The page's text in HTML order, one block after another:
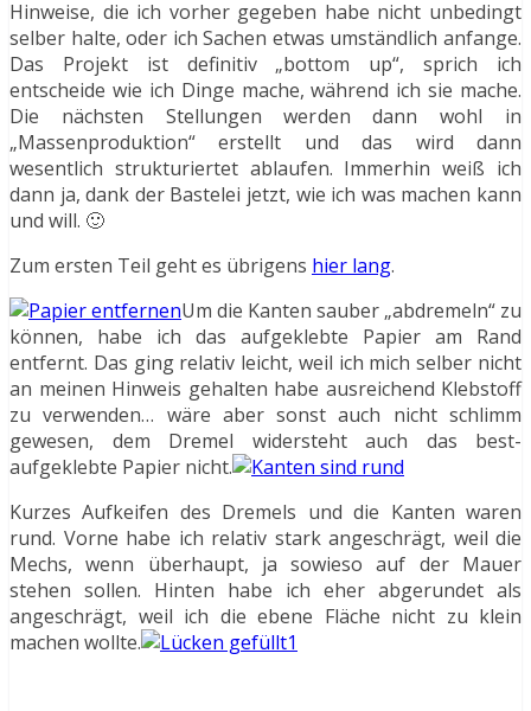
Hinweise, die ich vorher gegeben habe nicht unbedingt
selber halte, oder ich Sachen etwas umständlich anfange.
Das Projekt ist definitiv „bottom up“, sprich ich
entscheide wie ich Dinge mache, während ich sie mache.
Die nächsten Stellungen werden dann wohl in
„Massenproduktion“ erstellt und das wird dann
wesentlich strukturiertet ablaufen. Immerhin weiß ich
dann ja, dank der Bastelei jetzt, wie ich was machen kann
und will. 🙂
Zum ersten Teil geht es übrigens hier lang.
Um die Kanten sauber „abdremeln“ zu
können, habe ich das aufgeklebte Papier am Rand
entfernt. Das ging relativ leicht, weil ich mich selber nicht
an meinen Hinweis gehalten habe ausreichend Klebstoff
zu verwenden… wäre aber sonst auch nicht schlimm
gewesen, dem Dremel widersteht auch das best-
aufgeklebte Papier nicht.
Kurzes Aufkeifen des Dremels und die Kanten waren
rund. Vorne habe ich relativ stark angeschrägt, weil die
Mechs, wenn überhaupt, ja sowieso auf der Mauer
stehen sollen. Hinten habe ich eher abgerundet als
angeschrägt, weil ich die ebene Fläche nicht zu klein
machen wollte.